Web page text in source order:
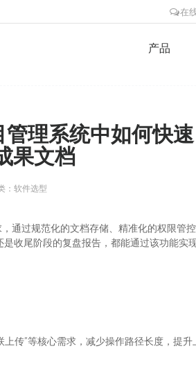
在
产品
理系统中如何快
果文档
：软件选型
过规范化的文档存储、精准化的权限管
收尾阶段的复盘报告，都能通过该功能实
传”等核心需求，减少操作路径长度，提升